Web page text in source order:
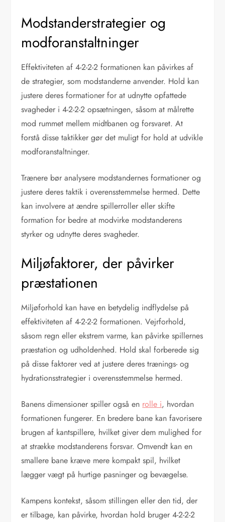
Modstanderstrategier og
modforanstaltninger
Effektiviteten af 4-2-2-2 formationen kan påvirkes af
de strategier, som modstanderne anvender. Hold kan
justere deres formationer for at udnytte opfattede
svagheder i 4-2-2-2 opsætningen, såsom at målrette
mod rummet mellem midtbanen og forsvaret. At
forstå disse taktikker gør det muligt for hold at udvikle
modforanstaltninger.
Trænere bør analysere modstandernes formationer og
justere deres taktik i overensstemmelse hermed. Dette
kan involvere at ændre spillerroller eller skifte
formation for bedre at modvirke modstanderens
styrker og udnytte deres svagheder.
Miljøfaktorer, der påvirker
præstationen
Miljøforhold kan have en betydelig indflydelse på
effektiviteten af 4-2-2-2 formationen. Vejrforhold,
såsom regn eller ekstrem varme, kan påvirke spillernes
præstation og udholdenhed. Hold skal forberede sig
på disse faktorer ved at justere deres trænings- og
hydrationsstrategier i overensstemmelse hermed.
Banens dimensioner spiller også en rolle i, hvordan
formationen fungerer. En bredere bane kan favorisere
brugen af kantspillere, hvilket giver dem mulighed for
at strække modstanderens forsvar. Omvendt kan en
smallere bane kræve mere kompakt spil, hvilket
lægger vægt på hurtige pasninger og bevægelse.
Kampens kontekst, såsom stillingen eller den tid, der
er tilbage, kan påvirke, hvordan hold bruger 4-2-2-2